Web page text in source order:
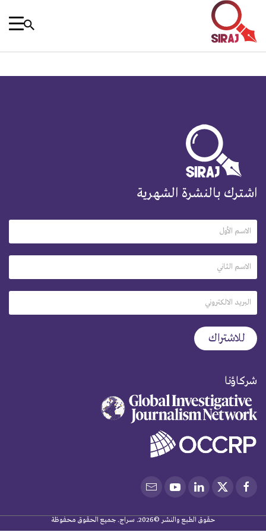
اشترك بالنشرة الشهرية
شركاؤنا
حقوق الطبع والنشر ©2026. سراج. جميع الحقوق محفوظة